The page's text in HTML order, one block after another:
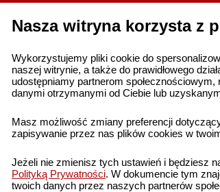
Nasza witryna korzysta z
Wykorzystujemy pliki cookie do
naszej witrynie, a także do prawidłowego
udostępniamy partnerom
danymi otrzymanymi od Ciebie lub
Masz możliwość zmiany preferencji
zapisywanie przez nas plików cookies w
Jeżeli nie zmienisz tych ustawień i będziesz
Polityką Prywatności. W dokumencie tym
twoich danych przez naszych partnerów